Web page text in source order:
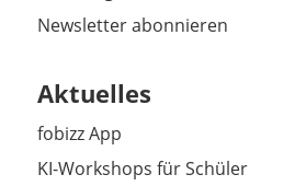
Newsletter abonnieren
Aktuelles
fobizz App
KI-Workshops für Schüler